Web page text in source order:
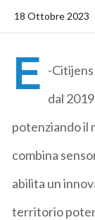
18 Ottobre 2023
E -
dal
potenziando il
combina
abilita un
territorio